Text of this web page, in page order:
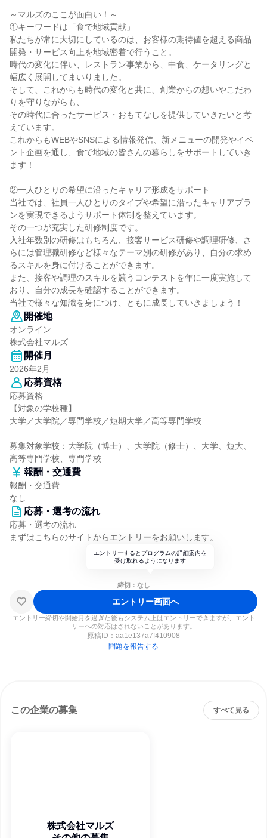
～マルズのここが面白い！～
①キーワードは「食で地域貢献」
私たちが常に大切にしているのは、お客様の期待値を超える商品
開発・サービス向上を地域密着で行うこと。
時代の変化に伴い、レストラン事業から、中食、ケータリングと
幅広く展開してまいりました。
そして、これからも時代の変化と共に、創業からの想いやこだわ
りを守りながらも、
その時代に合ったサービス・おもてなしを提供していきたいと考
えています。
これからもWEBやSNSによる情報発信、新メニューの開発やイベ
ント企画を通し、食で地域の皆さんの暮らしをサポートしていき
ます！
②一人ひとりの希望に沿ったキャリア形成をサポート
当社では、社員一人ひとりのタイプや希望に沿ったキャリアプラ
ンを実現できるようサポート体制を整えています。
その一つが充実した研修制度です。
入社年数別の研修はもちろん、接客サービス研修や調理研修、さ
らには管理職研修など様々なテーマ別の研修があり、自分の求め
るスキルを身に付けることができます。
また、接客や調理のスキルを競うコンテストを年に一度実施して
おり、自分の成長を確認することができます。
当社で様々な知識を身につけ、ともに成長していきましょう！
開催地
オンライン
株式会社マルズ
開催月
2026年2月
応募資格
応募資格
【対象の学校種】
大学／大学院／専門学校／短期大学／高等専門学校
募集対象学校：大学院（博士）、大学院（修士）、大学、短大、
高等専門学校、専門学校
報酬・交通費
報酬・交通費
なし
応募・選考の流れ
応募・選考の流れ
まずはこちらのサイトからエントリーをお願いします。
エントリーするとプログラムの詳細案内を
受け取れるようになります
締切：なし
エントリー画面へ
エントリー締切や開始月を過ぎた後もシステム上はエントリーできますが、エント
リーへの対応はされないことがあります。
原稿ID： aa1e137a7f410908
問題を報告する
この企業の募集 すべて見る
株式会社マルズ